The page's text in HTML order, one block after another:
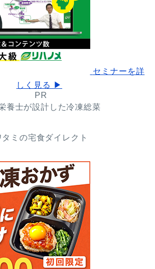
セミナーを詳
しく見る ▶
PR
養士が設計した冷凍総菜
タミの宅食ダイレクト